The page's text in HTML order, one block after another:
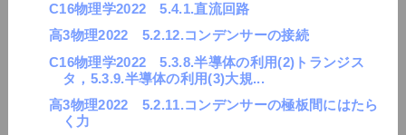
C16物理学2022 5.4.1.直流回路
高3物理2022 5.2.12.コンデンサーの接続
C16物理学2022 5.3.8.半導体の利用(2)トランジス
タ，5.3.9.半導体の利用(3)大規...
高3物理2022 5.2.11.コンデンサーの極板間にはたら
く力